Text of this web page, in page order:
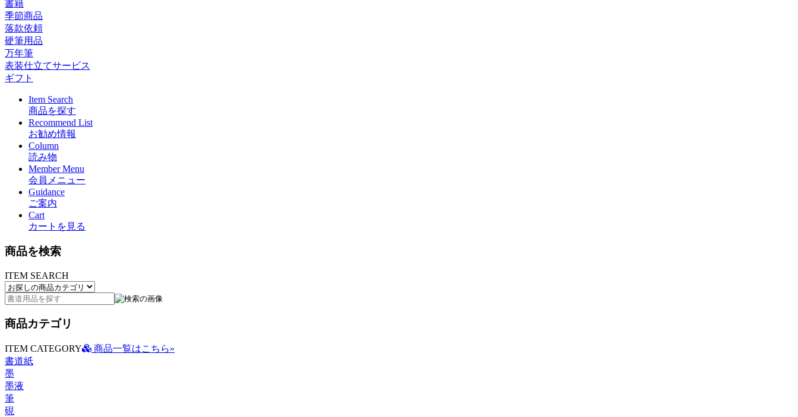
書籍
季節商品
落款依頼
硬筆用品
万年筆
表装仕立てサービス
ギフト
Item Search
商品を探す
Recommend List
お勧め情報
Column
読み物
Member Menu
会員メニュー
Guidance
ご案内
Cart
カートを見る
商品を検索
ITEM SEARCH
商品カテゴリ
ITEM CATEGORY
商品一覧はこちら»
書道紙
墨
墨液
筆
硯